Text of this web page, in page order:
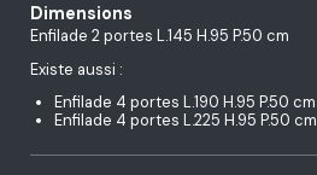
Dimensions
Enfilade 2 portes L.145 H.95 P.50 cm
Existe aussi :
Enfilade 4 portes L.190 H.95 P.50 cm
Enfilade 4 portes L.225 H.95 P.50 cm